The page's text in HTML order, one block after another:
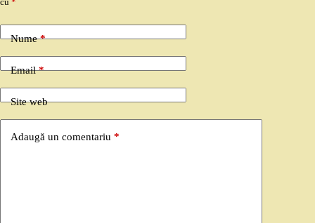
Nume*
Email*
Site web
Adaugă un comentariu *